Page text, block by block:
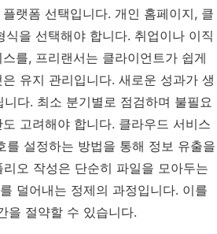
랫폼 선택입니다. 개인 홈페이지, 클
을 선택해야 합니다. 취업이나 이직
를, 프리랜서는 클라이언트가 쉽게
유지 관리입니다. 새로운 성과가 생
다. 최소 분기별로 점검하며 불필요
고려해야 합니다. 클라우드 서비스
설정하는 방법을 통해 정보 유출을
오 작성은 단순히 파일을 모아두는
덜어내는 정제의 과정입니다. 이를
을 절약할 수 있습니다.